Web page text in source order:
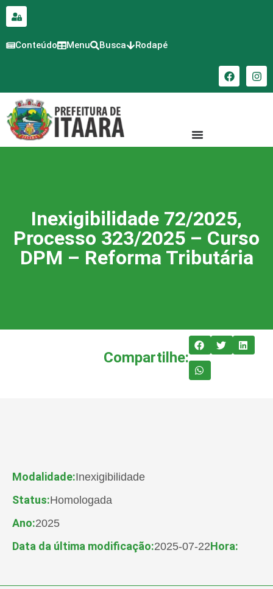
conteúdo
Conteúdo Menu Busca Rodapé
Inexigibilidade 72/2025,
Processo 323/2025 – Curso
DPM – Reforma Tributária
Compartilhe:
Modalidade:Inexigibilidade
Status:Homologada
Ano:2025
Data da última modificação:2025-07-22Hora: